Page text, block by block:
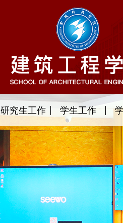
研究生工作 学生工作